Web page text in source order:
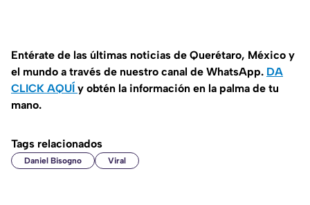
Entérate de las últimas noticias de Querétaro, México y
el mundo a través de nuestro canal de WhatsApp. DA
CLICK AQUÍ y obtén la información en la palma de tu
mano.
Tags relacionados
Daniel Bisogno Viral